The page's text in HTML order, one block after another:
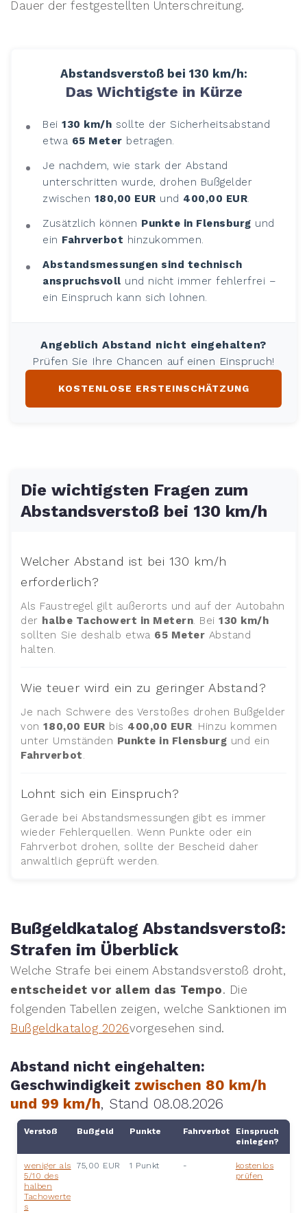
Dauer der festgestellten Unterschreitung.
Abstandsverstoß bei 130 km/h:
Das Wichtigste in Kürze
Bei130 km/h sollte der Sicherheitsabstand
etwa 65 Meter betragen.
Je nachdem, wie stark der Abstand
unterschritten wurde, drohen Bußgelder
zwischen 180,00 EUR und 400,00 EUR.
Zusätzlich können Punkte in Flensburg und
ein Fahrverbot hinzukommen.
Abstandsmessungen sind technisch
anspruchsvoll und nicht immer fehlerfrei –
ein Einspruch kann sich lohnen.
Angeblich Abstand nicht eingehalten?
Prüfen Sie Ihre Chancen auf einen Einspruch!
KOSTENLOSE ERSTEINSCHÄTZUNG
Die wichtigsten Fragen zum
Abstandsverstoß bei 130 km/h
Welcher Abstand ist bei 130 km/h
erforderlich?
Als Faustregel gilt außerorts und auf der Autobahn
der halbe Tachowert in Metern. Bei130 km/h
sollten Sie deshalb etwa 65 Meter Abstand
halten.
Wie teuer wird ein zu geringer Abstand?
Je nach Schwere des Verstoßes drohen Bußgelder
von180,00 EUR bis 400,00 EUR. Hinzu kommen
unter Umständen Punkte in Flensburg und ein
Fahrverbot.
Lohnt sich ein Einspruch?
Gerade bei Abstandsmessungen gibt es immer
wieder Fehlerquellen. Wenn Punkte oder ein
Fahrverbot drohen, sollte der Bescheid daher
anwaltlich geprüft werden.
Bußgeldkatalog Abstandsverstoß:
Strafen im Überblick
Welche Strafe bei einem Abstandsverstoß droht,
entscheidet vor allem das Tempo. Die
folgenden Tabellen zeigen, welche Sanktionen im
Bußgeldkatalog 2026vorgesehen sind.
Abstand nicht eingehalten:
Geschwindigkeit zwischen 80 km/h
und 99 km/h, Stand 08.08.2026
Verstoß Bußgeld Punkte Fahrverbot
Einspruch
einlegen?
weniger als
5/10 des
halben
Tachowerte
s
75,00 EUR 1 Punkt -
kostenlos
prüfen